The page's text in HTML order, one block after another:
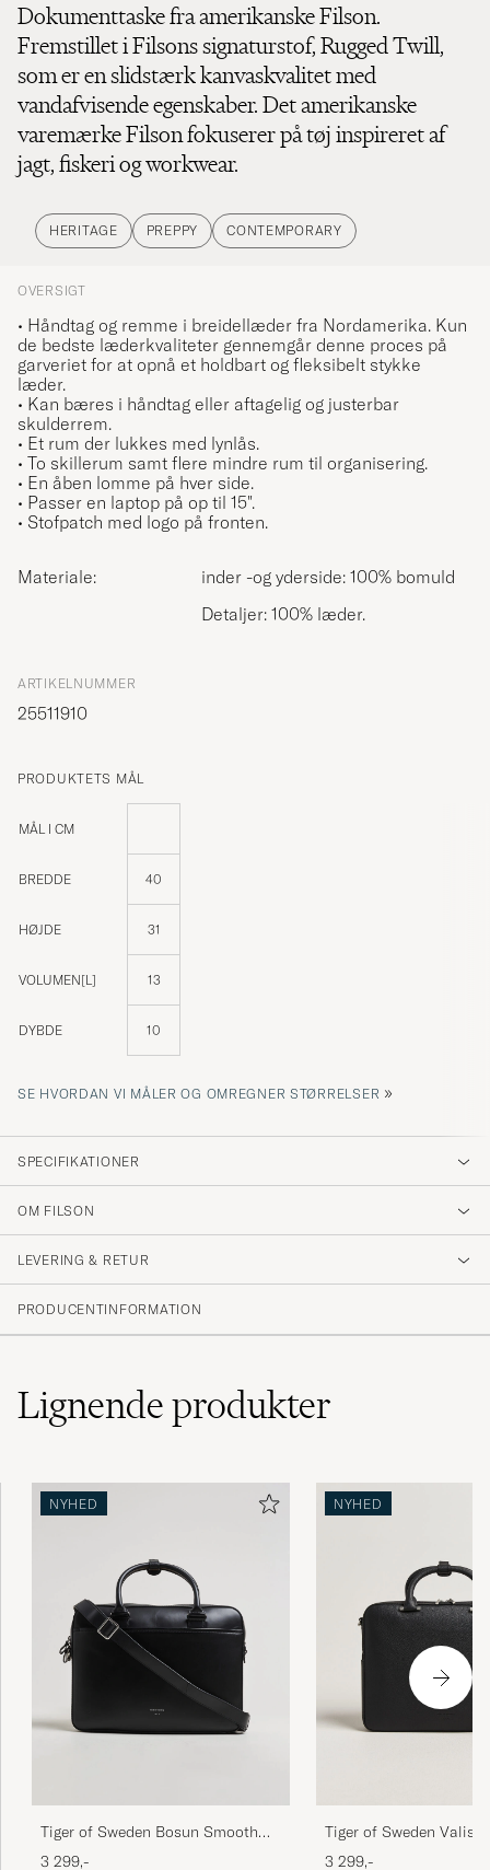
Dokumenttaske fra amerikanske Filson.
Fremstillet i Filsons signaturstof, Rugged Twill,
som er en slidstærk kanvaskvalitet med
vandafvisende egenskaber. Det amerikanske
varemærke Filson fokuserer på tøj inspireret af
jagt, fiskeri og workwear.
HERITAGE PREPPY CONTEMPORARY
OVERSIGT
• Håndtag og remme i breidellæder fra Nordamerika. Kun
de bedste læderkvaliteter gennemgår denne proces på
garveriet for at opnå et holdbart og fleksibelt stykke
læder.
• Kan bæres i håndtag eller aftagelig og justerbar
skulderrem.
• Et rum der lukkes med lynlås.
• To skillerum samt flere mindre rum til organisering.
• En åben lomme på hver side.
• Passer en laptop på op til 15".
• Stofpatch med logo på fronten.
Materiale:
inder -og yderside: 100% bomuld
Detaljer: 100% læder.
ARTIKELNUMMER
25511910
PRODUKTETS MÅL
MÅL I CM
BREDDE 40
HØJDE 31
VOLUMEN[L] 13
DYBDE 10
SE HVORDAN VI MÅLER OG OMREGNER STØRRELSER »
SPECIFIKATIONER
OM FILSON
LEVERING & RETUR
PRODUCENTINFORMATION
Lignendeprodukter
NYHED
Tiger of Sweden Bosun Smooth
Leather Briefcase Black
3 299,-
NYHED
Tiger of Sweden Valise
Leather Briefcase Black
3 299,-